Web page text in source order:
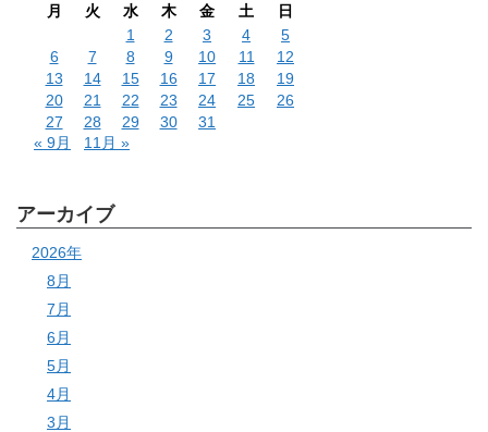
月
火 水 木 金 土
日
1
2 3 4
5
6
7 8 9 10 11
12
13
14 15 16 17 18
19
20
21 22 23 24 25
26
27
28 29 30
31
« 9月
11月 »
アーカイブ
2026年
8月
7月
6月
5月
4月
3月